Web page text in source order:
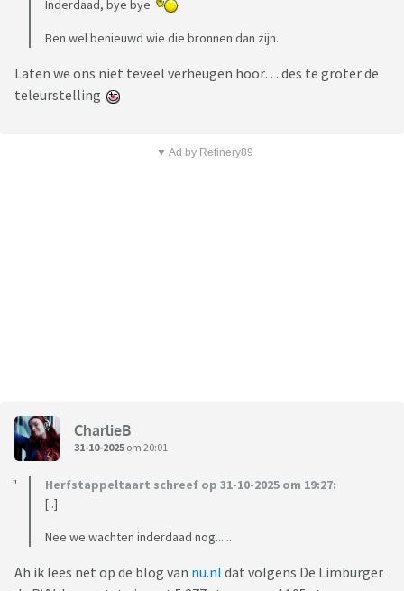
Inderdaad, bye bye
Ben wel benieuwd wie die bronnen dan zijn.
Laten we ons niet teveel verheugen hoor… des te groter de
teleurstelling
▼ Ad by Refinery89
CharlieB
31-10-2025 om 20:01
Herfstappeltaart schreef op 31-10-2025 om 19:27:
[..]
Nee we wachten inderdaad nog......
Ah ik lees net op de blog van nu.nl dat volgens De Limburger